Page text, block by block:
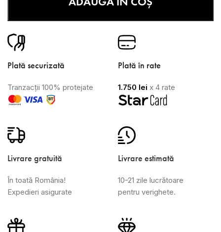
Plată securizată
Tranzacții 100% protejate
Plată în rate
1.750 lei x 4 rate
Livrare gratuită
În toată România!
Expedieri asigurate
Livrare estimată
10-21 zile lucrătoare
pentru verighete.